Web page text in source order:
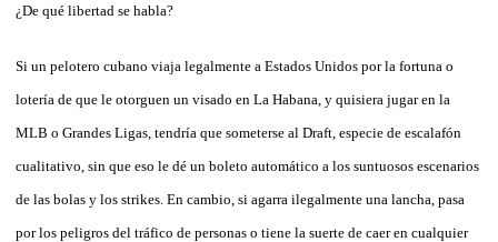
¿De qué libertad se habla?
Si un pelotero cubano viaja legalmente a Estados Unidos por la fortuna o
lotería de que le otorguen un visado en La Habana, y quisiera jugar en la
MLB o Grandes Ligas, tendría que someterse al Draft, especie de escalafón
cualitativo, sin que eso le dé un boleto automático a los suntuosos escenarios
de las bolas y los strikes. En cambio, si agarra ilegalmente una lancha, pasa
por los peligros del tráfico de personas o tiene la suerte de caer en cualquier